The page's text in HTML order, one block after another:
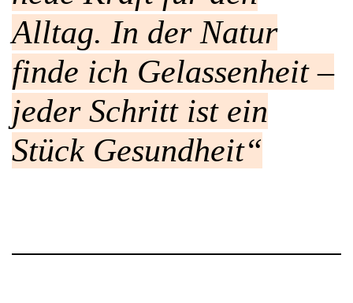
Alltag. In der Natur
finde ich Gelassenheit –
jeder Schritt ist ein
Stück Gesundheit“